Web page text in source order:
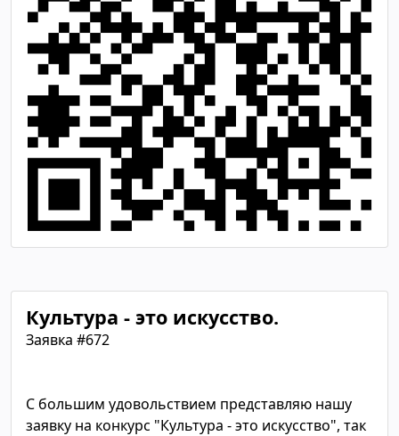
Культура - это искусство.
Заявка #672
С большим удовольствием представляю нашу
заявку на конкурс "Культура - это искусство", так